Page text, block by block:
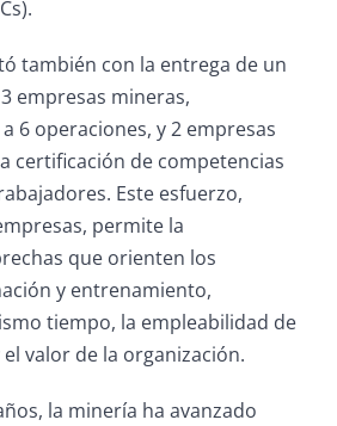
también con la entrega de un
empresas mineras,
6 operaciones, y 2 empresas
certificación de competencias
Este esfuerzo,
permite la
que orienten los
y entrenamiento,
tiempo, la empleabilidad de
valor de la organización.
la minería ha avanzado